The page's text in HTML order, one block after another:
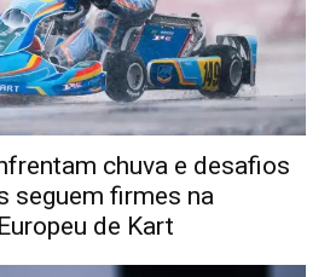
chuva e desafios
seguem firmes na
de Kart